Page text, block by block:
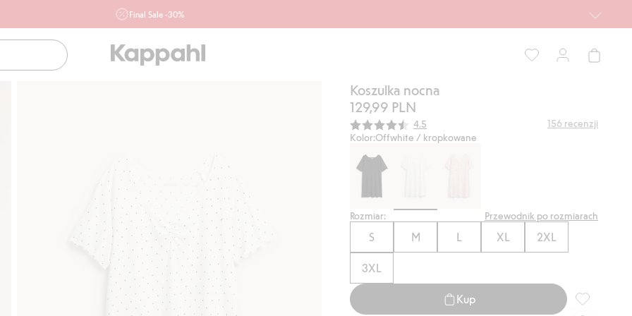
Final Sale -30%
ofertę, również z działu outlet do 10.8 w sklepach Kappahl i
Newbie oraz na kappahl.com. Ofert nie łączymy
Koszulka nocna
129,99 PLN
Średnia ocena:
4.5 156 recenzji
Kolor:Offwhite / kropkowane
Rozmiar: Przewodnik po rozmiarach
S M L XL 2XL
3XL
Kup